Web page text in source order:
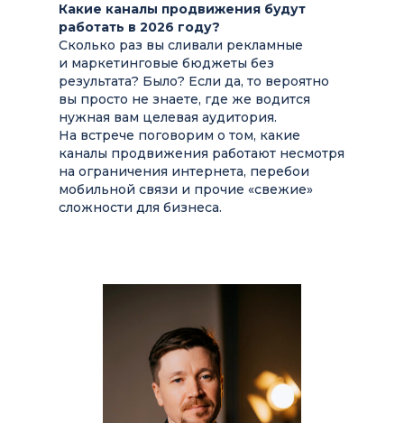
Какие каналы продвижения будут
работать в 2026 году?
Сколько раз вы сливали рекламные
и маркетинговые бюджеты без
результата? Было? Если да, то вероятно
вы просто не знаете, где же водится
нужная вам целевая аудитория.
На встрече поговорим о том, какие
каналы продвижения работают несмотря
на ограничения интернета, перебои
мобильной связи и прочие «свежие»
сложности для бизнеса.
12+